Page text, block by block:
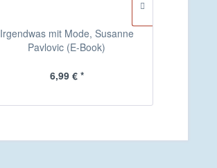
Irgendwas mit Mode, Susanne
Pavlovic (E-Book)
6,99 € *